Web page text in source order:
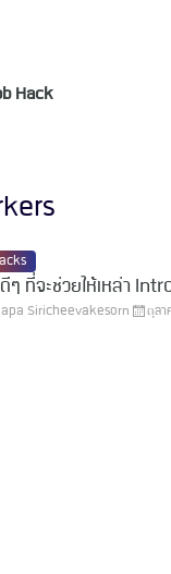
Hack
ๆ ที่จะช่วยให้เหล่า
Siricheevakesorn ตุลา